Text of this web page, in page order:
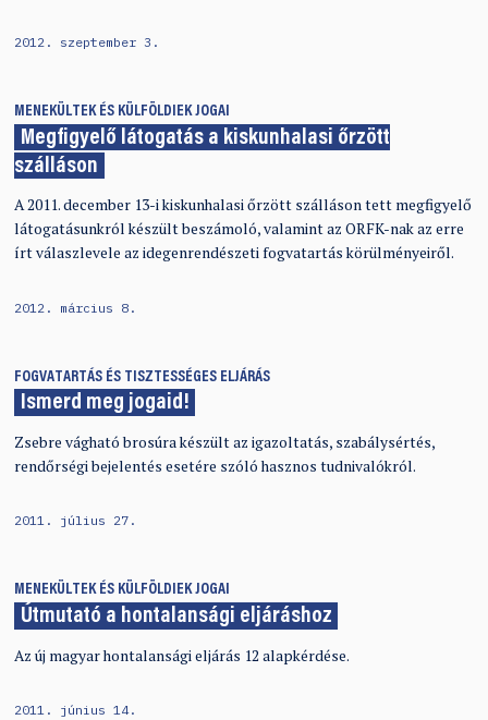
2012. szeptember 3.
MENEKÜLTEK ÉS KÜLFÖLDIEK JOGAI
Megfigyelő látogatás a kiskunhalasi őrzött
szálláson
A 2011. december 13-i kiskunhalasi őrzött szálláson tett megfigyelő
látogatásunkról készült beszámoló, valamint az ORFK-nak az erre
írt válaszlevele az idegenrendészeti fogvatartás körülményeiről.
2012. március 8.
FOGVATARTÁS ÉS TISZTESSÉGES ELJÁRÁS
Ismerd meg jogaid!
Zsebre vágható brosúra készült az igazoltatás, szabálysértés,
rendőrségi bejelentés esetére szóló hasznos tudnivalókról.
2011. július 27.
MENEKÜLTEK ÉS KÜLFÖLDIEK JOGAI
Útmutató a hontalansági eljáráshoz
Az új magyar hontalansági eljárás 12 alapkérdése.
2011. június 14.